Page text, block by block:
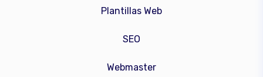
Plantillas Web
SEO
Webmaster